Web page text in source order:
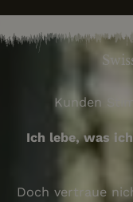
Kunden
Ich lebe, was
Doch vertraue